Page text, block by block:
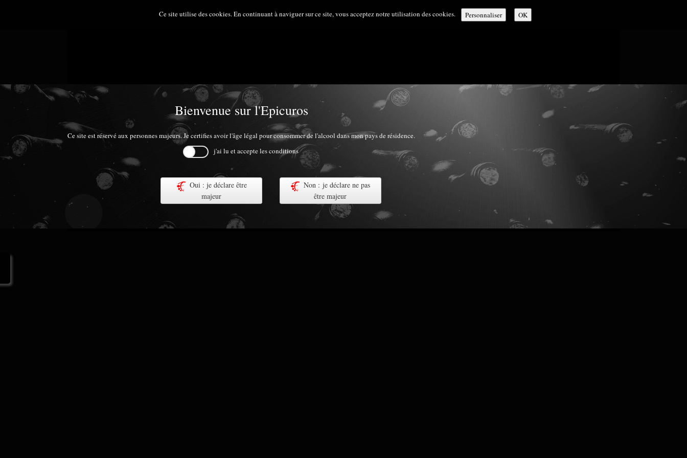
Ce site utilise des cookies. En continuant à naviguer sur ce site, vous acceptez notre utilisation des cookies. Personnaliser OK
Bienvenue sur l'Epicuros
Ce site est réservé aux personnes majeurs. Je certifies avoir l'âge légal pour consommer de l'alcool dans mon pays de résidence.
j'ai lu et accepte les conditions
Oui : je déclare être
majeur
Non : je déclare ne pas
être majeur